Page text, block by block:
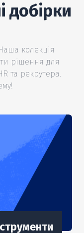
добірки
колекція
рішення для
та рекрутера.